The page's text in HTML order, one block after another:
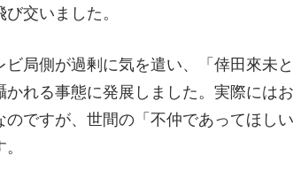
交いました。
ビ局側が過剰に気を遣い、「倖田來未
かれる事態に発展しました。実際には
のですが、世間の「不仲であってほし